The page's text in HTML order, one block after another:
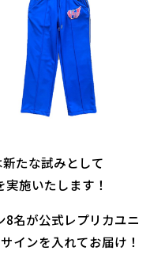
新たな試みとして
施いたします！
8名が公式レプリカユニ
インを入れてお届け！